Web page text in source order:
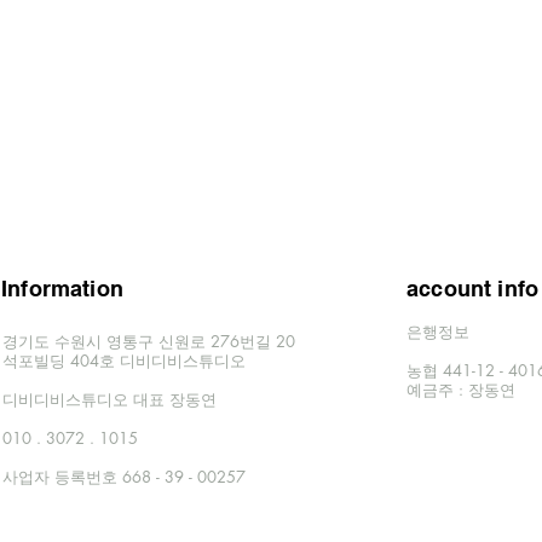
Information
경기도 수원시 영통구 신원로 276번길 20
​석포빌딩 404호 디비디비스튜디오
​디비디비스튜디오 대표 장동연
010 . 3072 . 1015
사업자 등록번호 668 - 39 - 00257
account info
은행정보
농협 441-12 -
​예금주 : 장동연